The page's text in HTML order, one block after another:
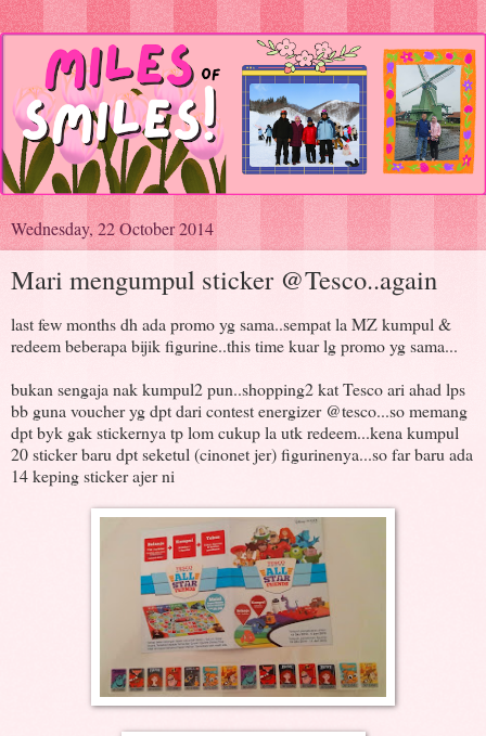
Wednesday, 22 October 2014
Mari mengumpul sticker @Tesco..again
last few months dh ada promo yg sama..sempat la MZ kumpul &
redeem beberapa bijik figurine..this time kuar lg promo yg sama...
bukan sengaja nak kumpul2 pun..shopping2 kat Tesco ari ahad lps
bb guna voucher yg dpt dari contest energizer @tesco...so memang
dpt byk gak stickernya tp lom cukup la utk redeem...kena kumpul
20 sticker baru dpt seketul (cinonet jer) figurinenya...so far baru ada
14 keping sticker ajer ni